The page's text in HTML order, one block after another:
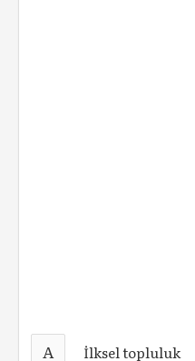
A İlksel topluluk